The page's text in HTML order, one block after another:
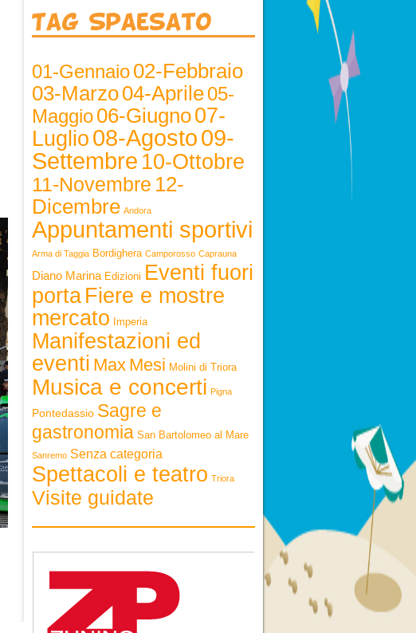
Tag Spaesato
01-Gennaio02-Febbraio
03-Marzo04-Aprile05-
Maggio06-Giugno07-
Luglio 08-Agosto09-
Settembre 10-Ottobre
11-Novembre 12-
Dicembre Andora
Appuntamenti sportivi
Arma di Taggia Bordighera Camporosso Caprauna
Diano Marina Edizioni Eventi fuori
porta Fiere e mostre
mercato
Imperia
Manifestazioni ed
eventi Max Mesi Molini di Triora
Musica e concerti Pigna
Pontedassio Sagre e
gastronomia San Bartolomeo al Mare
Sanremo Senza categoria
Spettacoli e teatro Triora
Visite guidate